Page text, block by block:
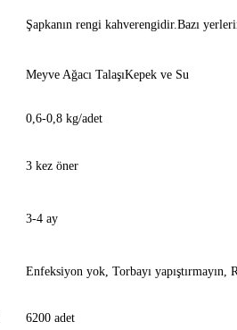
Şapkanın rengi kahverengidir.Bazı
Meyve Ağacı TalaşıKepek ve Su
0,6-0,8 kg/adet
3 kez öner
3-4 ay
Enfeksiyon yok, Torbayı yapıştırmayın,
6200 adet